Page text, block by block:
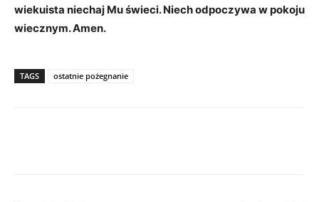
wiekuista niechaj Mu świeci. Niech odpoczywa w pokoju
wiecznym. Amen.
TAGS ostatnie pożegnanie